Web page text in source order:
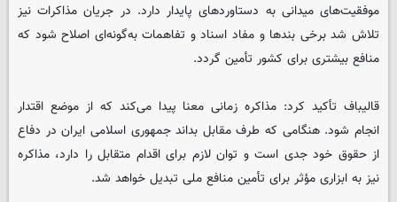
موفقیت‌های میدانی به دستاوردهای پایدار دارد. در جریان مذاکرات نیز
تلاش شد برخی بندها و مفاد اسناد و تفاهمات به‌گونه‌ای اصلاح شود که
منافع بیشتری برای کشور تأمین گردد.
قالیباف تأکید کرد: مذاکره زمانی معنا پیدا می‌کند که از موضع اقتدار
انجام شود. هنگامی که طرف مقابل بداند جمهوری اسلامی ایران در دفاع
از حقوق خود جدی است و توان لازم برای اقدام متقابل را دارد، مذاکره
نیز به ابزاری مؤثر برای تأمین منافع ملی تبدیل خواهد شد.